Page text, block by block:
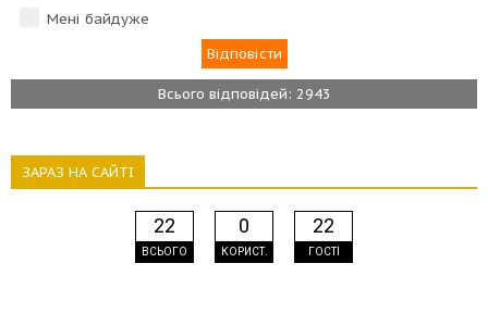
Мені байдуже
Всього відповідей: 2943
ЗАРАЗ НА САЙТІ
22
ВСЬОГО
0
КОРИСТ.
22
ГОСТІ